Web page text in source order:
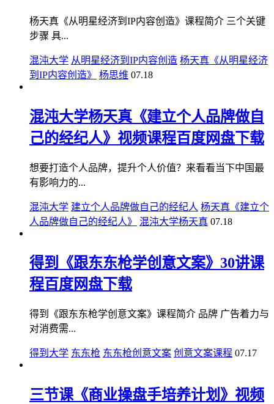
杨天真《从明星经济到IP内容创造》课程简介 三个关键
步骤 具...
混沌大学 从明星经济到IP内容创造 杨天真《从明星经济
到IP内容创造》
杨思维 07.18
混沌大学杨天真《建立个人品牌做自
己的经纪人》视频课程百度网盘下载
想要打造个人品牌，提升个人价值？来看看当下中国最
有影响力的...
混沌大学 建立个人品牌做自己的经纪人 杨天真《建立个
人品牌做自己的经纪人》
混沌大学杨天真 07.18
得到《跟东东枪学创意文案》30讲课
程百度网盘下载
得到《跟东东枪学创意文案》课程简介 品牌 广告着力与
对消费需...
得到大学 东东枪 东东枪创意文案 创意文案课程 07.17
三节课《商业操盘手培养计划》视频